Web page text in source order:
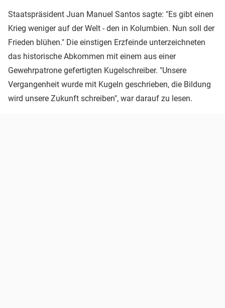
Staatspräsident Juan Manuel Santos sagte: "Es gibt einen
Krieg weniger auf der Welt - den in Kolumbien. Nun soll der
Frieden blühen." Die einstigen Erzfeinde unterzeichneten
das historische Abkommen mit einem aus einer
Gewehrpatrone gefertigten Kugelschreiber. "Unsere
Vergangenheit wurde mit Kugeln geschrieben, die Bildung
wird unsere Zukunft schreiben", war darauf zu lesen.